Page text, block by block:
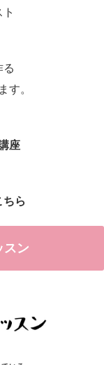
る
す。
座
ら
スン